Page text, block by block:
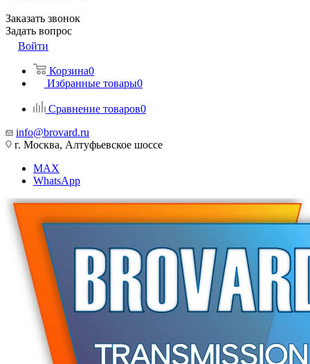
Заказать звонок
Задать вопрос
Войти
Корзина0
Избранные товары0
Сравнение товаров0
info@brovard.ru
г. Москва, Алтуфьевское шоссе
MAX
WhatsApp